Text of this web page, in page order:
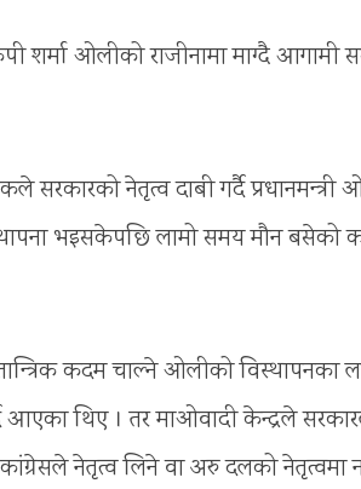
शर्मा ओलीको राजीनामा माग्दै आगामी
सरकारको नेतृत्व दाबी गर्दै प्रधानमन्त्री
भइसकेपछि लामो समय मौन बसेको
कदम चाल्ने ओलीको विस्थापनका
थिए । तर माओवादी केन्द्रले
नेतृत्व लिने वा अरु दलको नेतृत्वमा